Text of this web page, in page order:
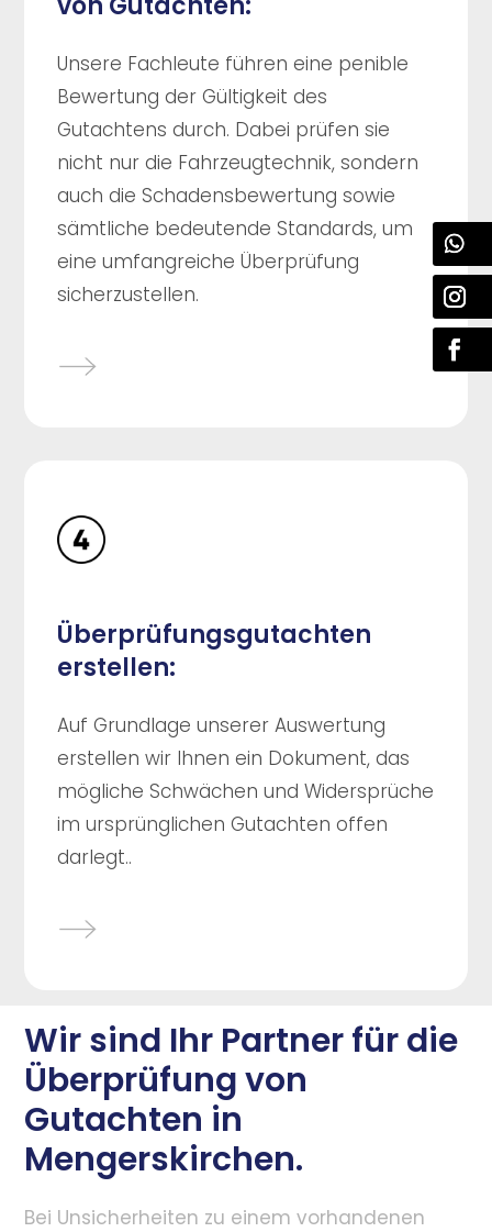
Unsere Fachleute führen eine penible
Bewertung der Gültigkeit des
Gutachtens durch. Dabei prüfen sie
nicht nur die Fahrzeugtechnik, sondern
auch die Schadensbewertung sowie
sämtliche bedeutende Standards, um
eine umfangreiche Überprüfung
sicherzustellen.
Überprüfungsgutachten
erstellen:
Auf Grundlage unserer Auswertung
erstellen wir Ihnen ein Dokument, das
mögliche Schwächen und Widersprüche
im ursprünglichen Gutachten offen
darlegt..
Wir sind Ihr Partner für die
Überprüfung von
Gutachten in
Mengerskirchen.
Bei Unsicherheiten zu einem vorhandenen